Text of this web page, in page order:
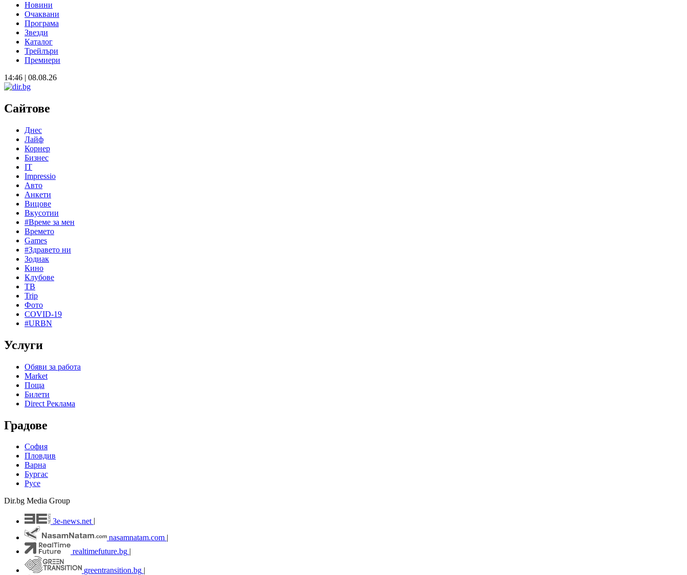
Новини
Очаквани
Програма
Звезди
Каталог
Трейлъри
Премиери
14:46 | 08.08.26
Сайтове
Днес
Лайф
Корнер
Бизнес
IT
Impressio
Авто
Анкети
Вицове
Вкусотии
#Време за мен
Времето
Games
#Здравето ни
Зодиак
Кино
Клубове
ТВ
Trip
Фото
COVID-19
#URBN
Услуги
Обяви за работа
Market
Поща
Билети
Direct Реклама
Градове
София
Пловдив
Варна
Бургас
Русе
Dir.bg Media Group
3e-news.net
nasamnatam.com |
realtimefuture.bg |
greentransition.bg |